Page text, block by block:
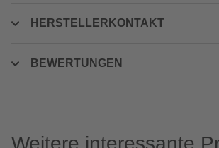
HERSTELLERKONTAKT
BEWERTUNGEN
Weitere interessante